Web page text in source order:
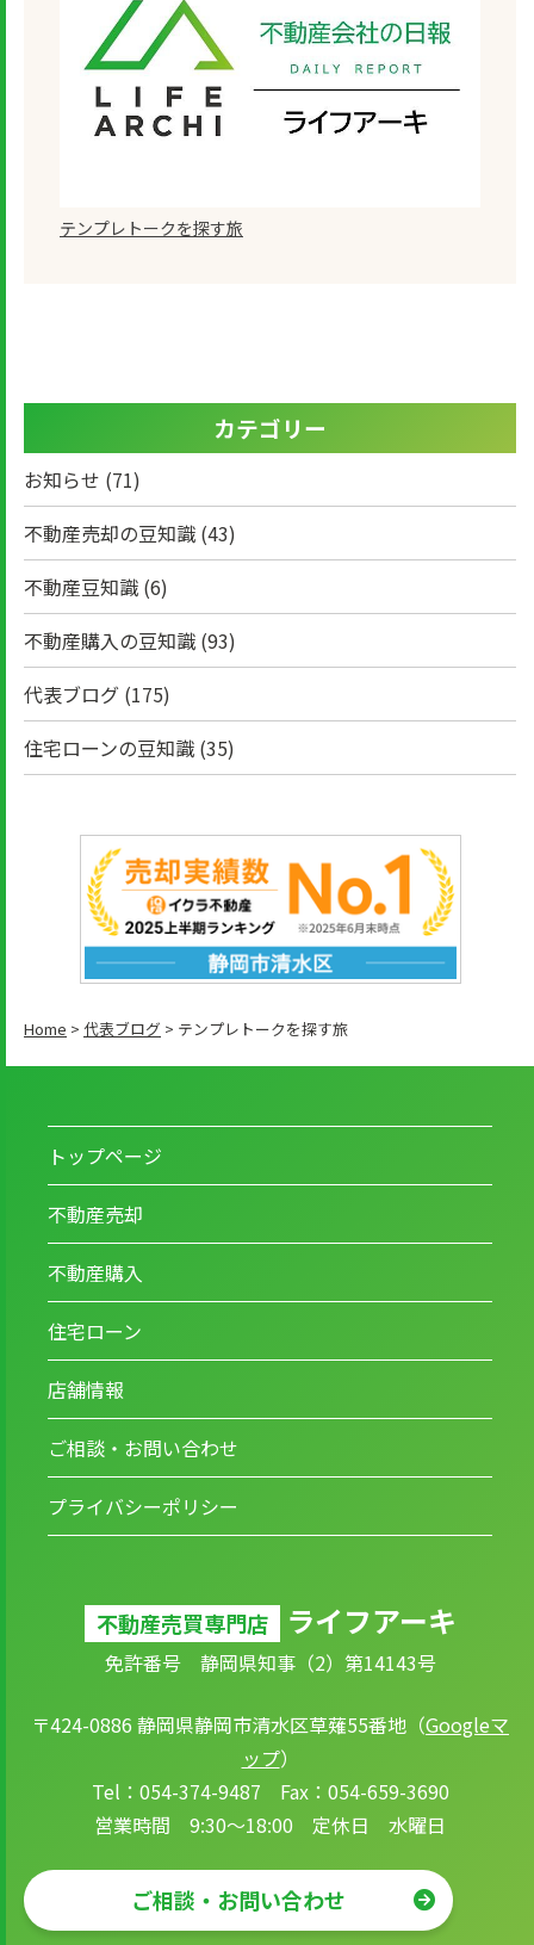
テンプレトークを探す旅
カテゴリー
お知らせ (71)
不動産売却の豆知識 (43)
不動産豆知識 (6)
不動産購入の豆知識 (93)
代表ブログ (175)
住宅ローンの豆知識 (35)
Home > 代表ブログ > テンプレトークを探す旅
トップページ
不動産売却
不動産購入
住宅ローン
店舗情報
ご相談・お問い合わせ
プライバシーポリシー
不動産売買専門店 ライフアーキ
免許番号 静岡県知事（2）第14143号
〒424-0886 静岡県静岡市清水区草薙55番地（Googleマ
ップ）
Tel：054-374-9487 Fax：054-659-3690
営業時間 9:30～18:00 定休日 水曜日
ご相談・お問い合わせ